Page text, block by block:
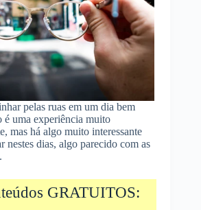
pelas ruas em um dia bem
é uma experiência muito
mas há algo muito interessante
nestes dias, algo parecido com as
GRATUITOS: